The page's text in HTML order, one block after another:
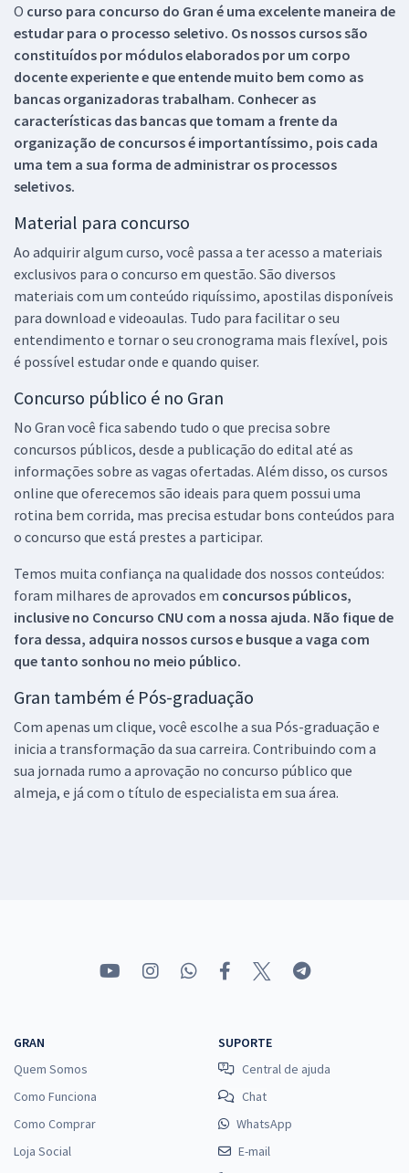
O curso para concurso do Gran é uma excelente maneira de
estudar para o processo seletivo. Os nossos cursos são
constituídos por módulos elaborados por um corpo
docente experiente e que entende muito bem como as
bancas organizadoras trabalham. Conhecer as
características das bancas que tomam a frente da
organização de concursos é importantíssimo, pois cada
uma tem a sua forma de administrar os processos
seletivos.
Material para concurso
Ao adquirir algum curso, você passa a ter acesso a materiais
exclusivos para o concurso em questão. São diversos
materiais com um conteúdo riquíssimo, apostilas disponíveis
para download e videoaulas. Tudo para facilitar o seu
entendimento e tornar o seu cronograma mais flexível, pois
é possível estudar onde e quando quiser.
Concurso público é no Gran
No Gran você fica sabendo tudo o que precisa sobre
concursos públicos, desde a publicação do edital até as
informações sobre as vagas ofertadas. Além disso, os cursos
online que oferecemos são ideais para quem possui uma
rotina bem corrida, mas precisa estudar bons conteúdos para
o concurso que está prestes a participar.
Temos muita confiança na qualidade dos nossos conteúdos:
foram milhares de aprovados em concursos públicos,
inclusive no Concurso CNU com a nossa ajuda. Não fique de
fora dessa, adquira nossos cursos e busque a vaga com
que tanto sonhou no meio público.
Gran também é Pós-graduação
Com apenas um clique, você escolhe a sua Pós-graduação e
inicia a transformação da sua carreira. Contribuindo com a
sua jornada rumo a aprovação no concurso público que
almeja, e já com o título de especialista em sua área.
GRAN
Quem Somos
Como Funciona
Como Comprar
Loja Social
SUPORTE
Central de ajuda
Chat
WhatsApp
E-mail